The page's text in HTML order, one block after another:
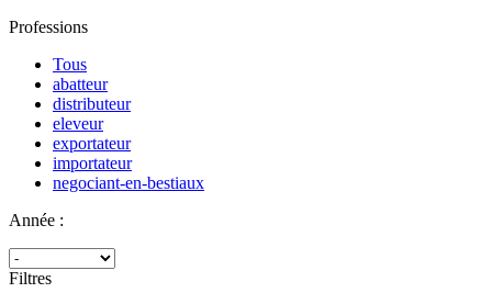
Professions
Tous
abatteur
distributeur
eleveur
exportateur
importateur
negociant-en-bestiaux
Année :
Filtres